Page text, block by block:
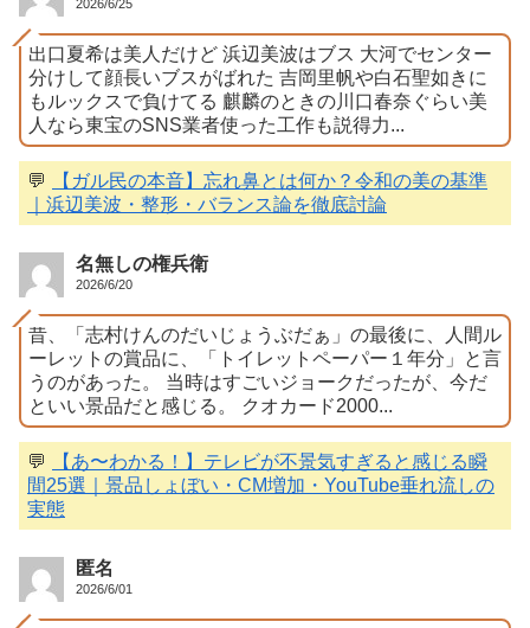
2026/6/25
出口夏希は美人だけど 浜辺美波はブス 大河でセンター
分けして顔長いブスがばれた 吉岡里帆や白石聖如きに
もルックスで負けてる 麒麟のときの川口春奈ぐらい美
人なら東宝のSNS業者使った工作も説得力...
💬
【ガル民の本音】忘れ鼻とは何か？令和の美の基準
｜浜辺美波・整形・バランス論を徹底討論
名無しの権兵衛
2026/6/20
昔、「志村けんのだいじょうぶだぁ」の最後に、人間ル
ーレットの賞品に、「トイレットペーパー１年分」と言
うのがあった。 当時はすごいジョークだったが、今だ
といい景品だと感じる。 クオカード2000...
💬
【あ〜わかる！】テレビが不景気すぎると感じる瞬
間25選｜景品しょぼい・CM増加・YouTube垂れ流しの
実態
匿名
2026/6/01